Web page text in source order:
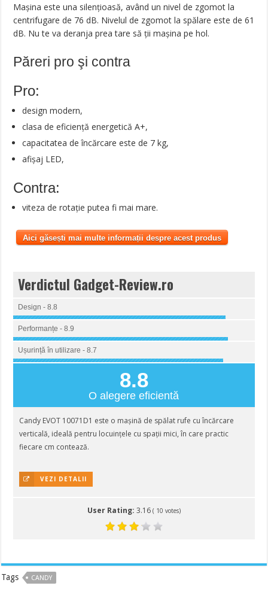
Mașina este una silențioasă, având un nivel de zgomot la
centrifugare de 76 dB. Nivelul de zgomot la spălare este de 61
dB. Nu te va deranja prea tare să ții mașina pe hol.
Păreri pro şi contra
Pro:
design modern,
clasa de eficiență energetică A+,
capacitatea de încărcare este de 7 kg,
afișaj LED,
Contra:
viteza de rotație putea fi mai mare.
Aici găsești mai multe informații despre acest produs
Verdictul Gadget-Review.ro
Design - 8.8
Performanțe - 8.9
Ușurință în utilizare - 8.7
8.8
O alegere eficientă
Candy EVOT 10071D1 este o mașină de spălat rufe cu încărcare
verticală, ideală pentru locuințele cu spații mici, în care practic
fiecare cm contează.
VEZI DETALII
User Rating: 3.16 ( 10 votes)
Tags CANDY